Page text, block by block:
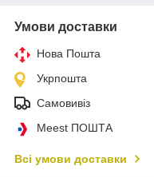
Умови доставки
Нова Пошта
Укрпошта
Самовивіз
Meest ПОШТА
Всі умови доставки